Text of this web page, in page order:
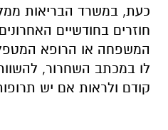
כעת, במשרד הבריאות
חוזרים בחודשיים
המשפחה או הרופא
לו במכתב השחרור,
קודם ולראות אם יש